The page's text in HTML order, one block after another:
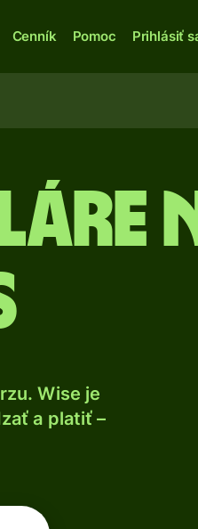
Cenník Pomoc Prihlásiť
Wise je
a platiť –